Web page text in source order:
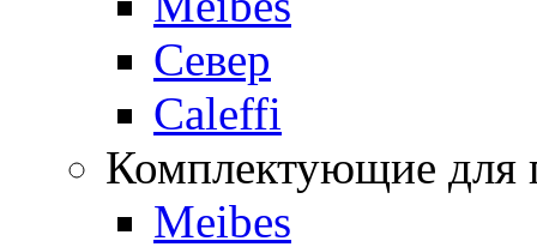
Север
Caleffi
Комплектующие для
Meibes